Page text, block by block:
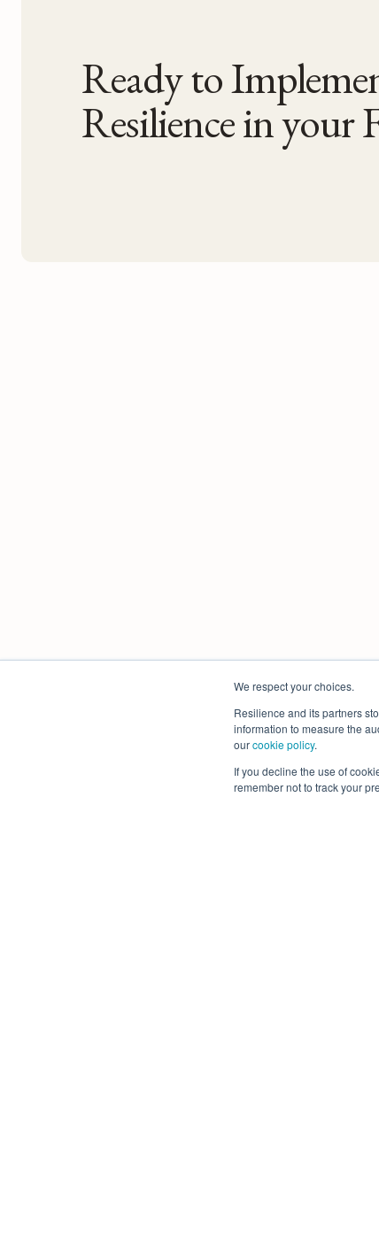
We respect your choices.
Resilience and its partners
information to measure the
ourcookie policy.
If you decline the use of
remember not to track your
Ready to
Resilience in your